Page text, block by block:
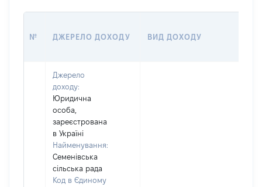
№ ДЖЕРЕЛО ДОХОДУ ВИД ДОХОДУ
Джерело
доходу:
Юридична
особа,
зареєстрована
в Україні
Найменування:
Семенівська
сільська рада
Код в Єдиному